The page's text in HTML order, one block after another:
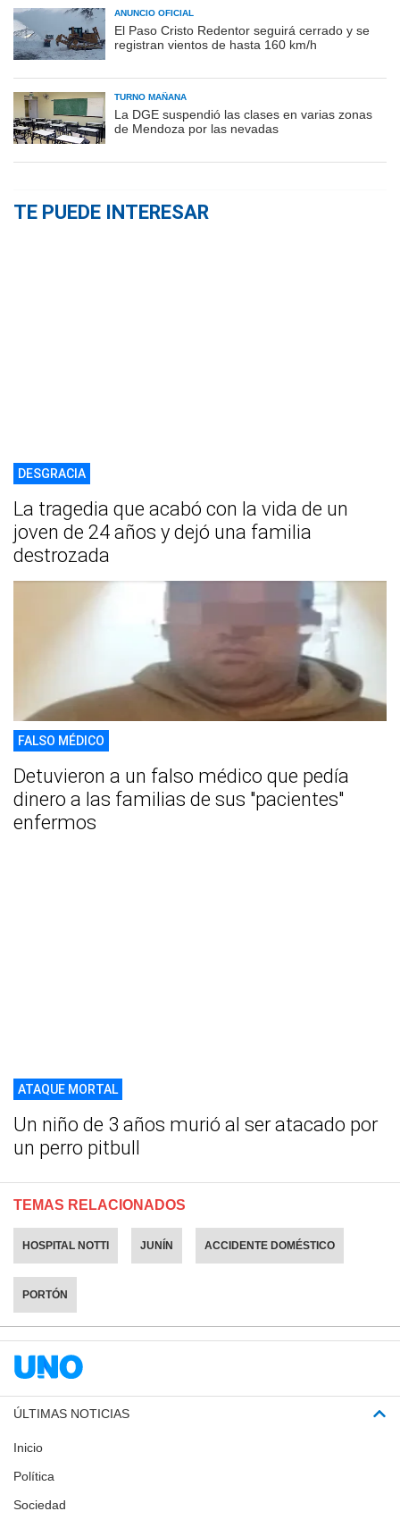
ANUNCIO OFICIAL
El Paso Cristo Redentor seguirá cerrado y se
registran vientos de hasta 160 km/h
TURNO MAÑANA
La DGE suspendió las clases en varias zonas
de Mendoza por las nevadas
TE PUEDE INTERESAR
DESGRACIA
La tragedia que acabó con la vida de un
joven de 24 años y dejó una familia
destrozada
FALSO MÉDICO
Detuvieron a un falso médico que pedía
dinero a las familias de sus "pacientes"
enfermos
ATAQUE MORTAL
Un niño de 3 años murió al ser atacado por
un perro pitbull
TEMAS RELACIONADOS
HOSPITAL NOTTI JUNÍN ACCIDENTE DOMÉSTICO
PORTÓN
ÚLTIMAS NOTICIAS
Inicio
Política
Sociedad